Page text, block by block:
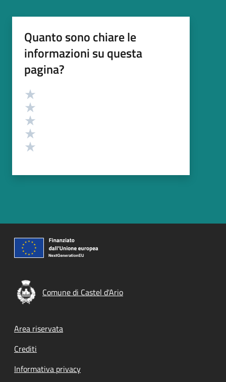
Quanto sono chiare le
informazioni su questa
pagina?
Valutazione
Comune di Castel d'Ario
Footer menu
Area riservata
Crediti
Informativa privacy